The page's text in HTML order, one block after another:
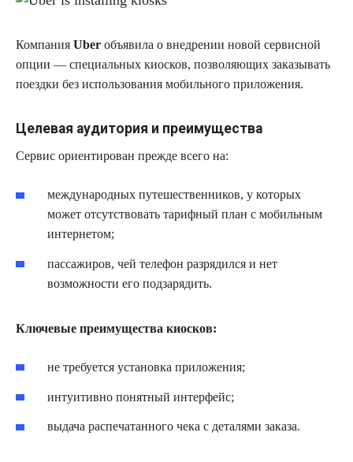
Компания Uber объявила о внедрении новой сервисной
опции — специальных киосков, позволяющих заказывать
поездки без использования мобильного приложения.
Целевая аудитория и преимущества
Сервис ориентирован прежде всего на:
международных путешественников, у которых
может отсутствовать тарифный план с мобильным
интернетом;
пассажиров, чей телефон разрядился и нет
возможности его подзарядить.
Ключевые преимущества киосков:
не требуется установка приложения;
интуитивно понятный интерфейс;
выдача распечатанного чека с деталями заказа.